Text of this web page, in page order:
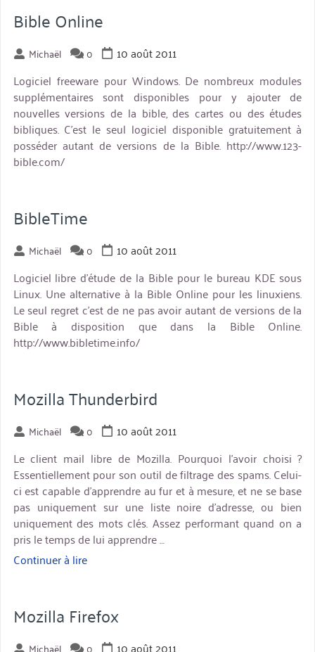
Bible Online
Michaël 0
10 août 2011
Logiciel freeware pour Windows. De nombreux modules
supplémentaires sont disponibles pour y ajouter de
nouvelles versions de la bible, des cartes ou des études
bibliques. C’est le seul logiciel disponible gratuitement à
posséder autant de versions de la Bible. http://www.123-
bible.com/
BibleTime
Michaël 0
10 août 2011
Logiciel libre d’étude de la Bible pour le bureau KDE sous
Linux. Une alternative à la Bible Online pour les linuxiens.
Le seul regret c’est de ne pas avoir autant de versions de la
Bible à disposition que dans la Bible Online.
http://www.bibletime.info/
Mozilla Thunderbird
Michaël 0
10 août 2011
Le client mail libre de Mozilla. Pourquoi l’avoir choisi ?
Essentiellement pour son outil de filtrage des spams. Celui-
ci est capable d’apprendre au fur et à mesure, et ne se base
pas uniquement sur une liste noire d’adresse, ou bien
uniquement des mots clés. Assez performant quand on a
pris le temps de lui apprendre …
Continuer à lire« Mozilla
Mozilla Firefox
Michaël 0
10 août 2011